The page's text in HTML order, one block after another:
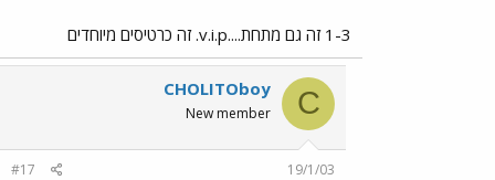
1-3 זה גם מתחת....v.i.p. זה כרטיסים מיוחדים
C
CHOLITOboy
New member
19/1/03
#17